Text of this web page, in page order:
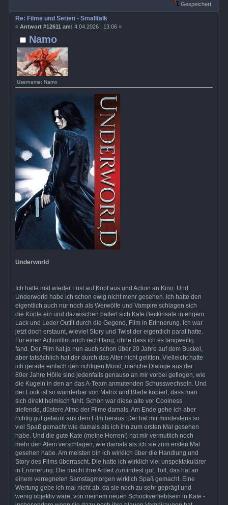
Gespeichert
Namo
Username: Namo
Re: Filme und Serien - Smalltalk
« Antwort #12611 am: 4.04.2026 | 13:06 »
Underworld
Ich hatte mal wieder Lust auf Kopf aus und Action an Kino. Und
Underworld habe ich schon ewig nicht mehr gesehen. Ich hatte den
eigentlich auch nur noch als Werwölfe und Vampire schlagen sich
die Köpfe ein und dazwischen ballert sich Kate Beckinsale in engem
Lack und Leder Outfit durch die Gegend, Film in Erinnerung. Ich war
jetzt doch erstaunt, wieviel Story und Twist der eigentlich parat hatte.
Für einen Actionfilm auch recht lang, ohne dass ich es langweilig
fand. Der Film hat ja nun auch schon über 20 Jahre auf dem Buckel,
aber tatsächlich hat der durch das Alter nicht gelitten. Vielleicht hatte
ich gerade einfach den richtigen Mood, manche Dialoge aus der
80er Jahre Hölle sind jedenfalls genauso an mir vorbei geflogen, wie
die Kugeln in den an das A-Team anmutenden Schusswechseln. Und
der Look ist so wunderbar von Matrix und Blade kopiert, dass man
sich direkt heimisch fühlt. Schön war diese alte vor Coolness
triefende, düstere Atmo der Filme damals. Am Ende gehe ich aber
richtig gut gelaunt aus dem Film heraus. Der hat mir mindestens so
viel Spaß gemacht wie damals als ich ihn zum ersten Mal gesehen
habe. Und die gute Kate (meine Herren!) hat mir vermutlich noch
mehr den Atem verschlagen, wie damals als ich sie zum ersten Mal
gesehen habe. Am meisten bin ich wirklich über die Handlung und
Story des Films überrascht. Die hatte ich wirklich viel unspektakulärer
in Erinnerung. Die macht ihre Arbeit zumindest gut. Toll, das hat an
einem verregneten Samstagmorgen wirklich Spaß gemacht. Eine
Wertung gebe ich mal nicht ab, da sie noch zu sehr geprägt und
wenig objektiv wäre, von meinem neuen Schockverliebtsein in Kate -